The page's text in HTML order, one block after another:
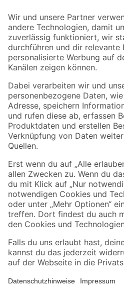
Der toom Newsletter: Keine Angebote und
Zur Newsletter Anmeldung
Folge uns
Zahlungsarten
Sicher einkaufen
Jetzt die toom-App herunterladen
Alle Preisangaben in EUR inkl. gesetzl. MwSt..
Umständen nicht in allen Märkten verfügbar. Die
Produkte nur solange der Vorrat reicht.
*Paketversand ab 59 € versandkostenfrei, gilt